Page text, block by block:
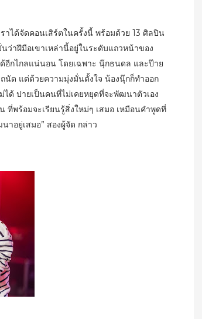
ได้จัดคอนเสิร์ตในครั้งนี้ พร้อมด้วย 13 ศิลปิน
ว่าฝีมือเขาเหล่านี้อยู่ในระดับแถวหน้าของ
อีกไกลแน่นอน โดยเฉพาะ นุ๊กธนดล และป๊าย
นัด แต่ด้วยความมุ่งมั่นตั้งใจ น้องนุ๊กก็ทำออก
ด้ ปายเป็นคนที่ไม่เคยหยุดที่จะพัฒนาตัวเอง
ที่พร้อมจะเรียนรู้สิ่งใหม่ๆ เสมอ เหมือนคำพูดที่
าอยู่เสมอ” สองผู้จัด กล่าว